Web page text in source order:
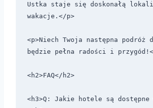
Ustka staje się doskonałą
wakacje.</p>
<p>Niech Twoja następna podróż
będzie pełna radości i
<h2>FAQ</h2>
<h3>Q: Jakie hotele są dostępne